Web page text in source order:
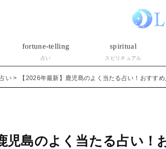
fortune-telling
占い
spiritual
スピリチュアル
い 【2026年最新】鹿児島のよく当たる占い！おすす
児島のよく当たる占い！